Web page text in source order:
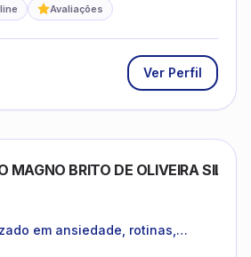
Avaliações
Ver Perfil
MAGNO BRITO DE OLIVEIRA SILVA
em ansiedade, rotinas,